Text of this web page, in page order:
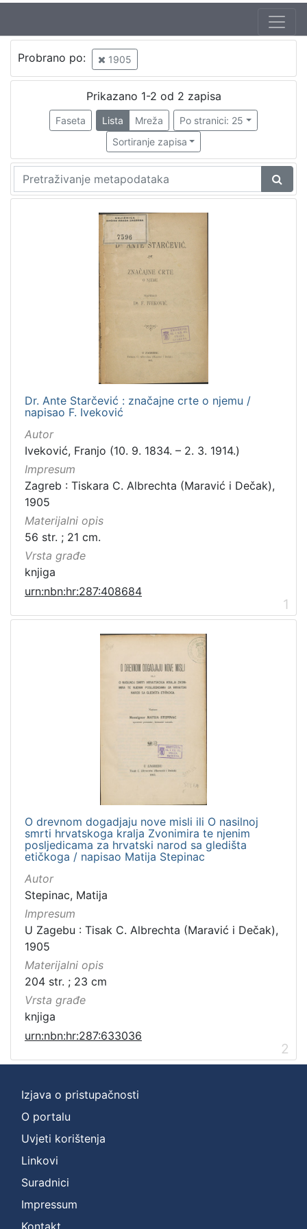
Probrano po: 1905
Prikazano 1-2 od 2 zapisa
Faseta Lista Mreža
Po stranici: 25
Sortiranje zapisa
Dr. Ante Starčević : značajne crte o njemu /
napisao F. Iveković
Autor
Iveković, Franjo (10. 9. 1834. – 2. 3. 1914.)
Impresum
Zagreb : Tiskara C. Albrechta (Maravić i Dečak),
1905
Materijalni opis
56 str. ; 21 cm.
Vrsta građe
knjiga
urn:nbn:hr:287:408684
1
O drevnom dogadjaju nove misli ili O nasilnoj
smrti hrvatskoga kralja Zvonimira te njenim
posljedicama za hrvatski narod sa gledišta
etičkoga / napisao Matija Stepinac
Autor
Stepinac, Matija
Impresum
U Zagebu : Tisak C. Albrechta (Maravić i Dečak),
1905
Materijalni opis
204 str. ; 23 cm
Vrsta građe
knjiga
urn:nbn:hr:287:633036
2
Izjava o pristupačnosti
O portalu
Uvjeti korištenja
Linkovi
Suradnici
Impressum
Kontakt